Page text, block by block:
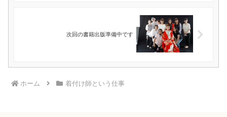
次回の書籍出版準備中です
ホーム 着付け師という仕事